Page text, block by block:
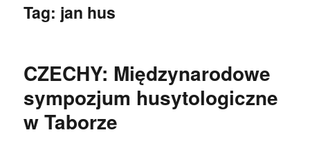
Tag: jan hus
CZECHY: Międzynarodowe
sympozjum husytologiczne
w Taborze